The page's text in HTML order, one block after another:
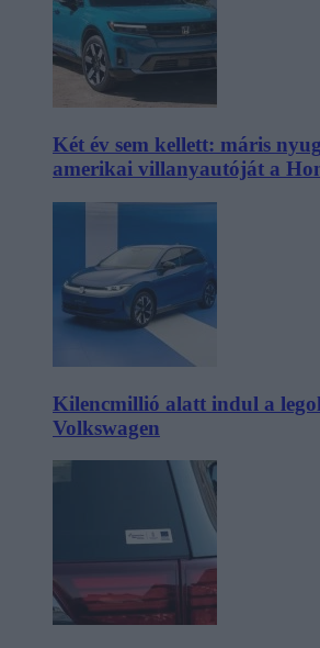
Két év sem kellett: máris
amerikai villanyautóját a
Kilencmillió alatt indul a
Volkswagen